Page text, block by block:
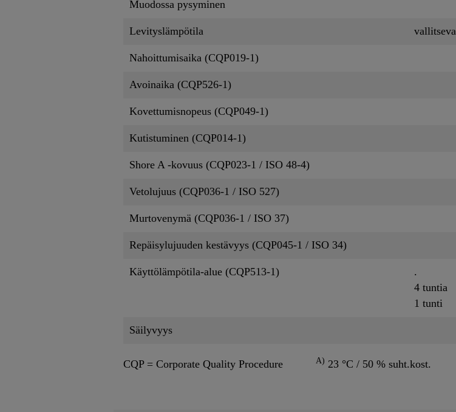
Muodossa pysyminen
Levityslämpötila vallitseva
Nahoittumisaika (CQP019-1)
Avoinaika (CQP526-1)
Kovettumisnopeus (CQP049-1)
Kutistuminen (CQP014-1)
Shore A -kovuus (CQP023-1 / ISO 48-4)
Vetolujuus (CQP036-1 / ISO 527)
Murtovenymä (CQP036-1 / ISO 37)
Repäisylujuuden kestävyys (CQP045-1 / ISO 34)
Käyttölämpötila-alue (CQP513-1)
.
4 tuntia
1 tunti
Säilyvyys
CQP = Corporate Quality Procedure A) 23 °C / 50 % suht.kost.